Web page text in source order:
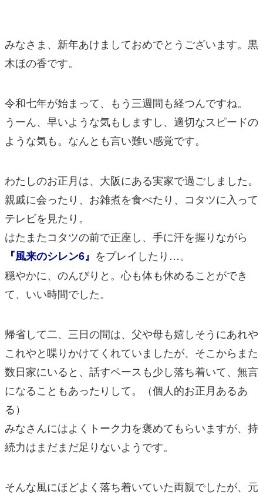
女性向け
アプリレビュー
電ファミニコゲーマーとは？
運営：株式会社マレ
みなさま、新年あけましておめでとうございます。黒
木ほの香です。
令和七年が始まって、もう三週間も経つんですね。
うーん、早いような気もしますし、適切なスピードの
ような気も。なんとも言い難い感覚です。
わたしのお正月は、大阪にある実家で過ごしました。
親戚に会ったり、お雑煮を食べたり、コタツに入って
テレビを見たり。
はたまたコタツの前で正座し、手に汗を握りながら
『風来のシレン6』 をプレイしたり…。
穏やかに、のんびりと。心も体も休めることができ
て、いい時間でした。
帰省して二、三日の間は、父や母も嬉しそうにあれや
これやと喋りかけてくれていましたが、そこからまた
数日家にいると、話すペースも少し落ち着いて、無言
になることもあったりして。（個人的お正月あるあ
る）
みなさんにはよくトーク力を褒めてもらいますが、持
続力はまだまだ足りないようです。
そんな風にほどよく落ち着いていた両親でしたが、元